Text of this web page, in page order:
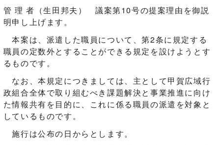
管 理 者（生田邦夫） 議案第10号の提案理由を御説
明申し上げます。
本案は、派遣した職員について、第2条に規定する
職員の定数外とすることができる規定を設けようとす
るものです。
なお、本規定につきましては、主として甲賀広域行
政組合全体で取り組むべき課題解決と事業推進に向け
た情報共有を目的に、これに係る職員の派遣を対象と
しているものです。
施行は公布の日からとします。